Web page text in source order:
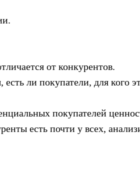
от конкурентов.
ли покупатели, для кого
покупателей
есть почти у всех,